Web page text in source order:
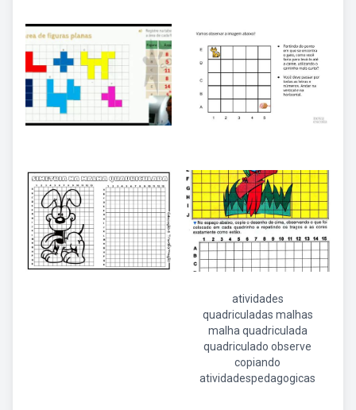
atividades
quadriculadas malhas
malha quadriculada
quadriculado observe
copiando
atividadespedagogicas